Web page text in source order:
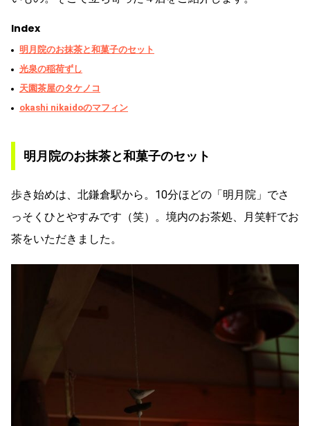
Index
明月院のお抹茶と和菓子のセット
光泉の稲荷ずし
天園茶屋のタケノコ
okashi nikaidoのマフィン
明月院のお抹茶と和菓子のセット
歩き始めは、北鎌倉駅から。10分ほどの「明月院」でさ
っそくひとやすみです（笑）。境内のお茶処、月笑軒でお
茶をいただきました。